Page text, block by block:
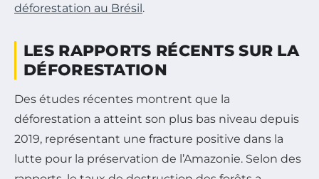
déforestation au Brésil.
LES RAPPORTS RÉCENTS SUR LA
DÉFORESTATION
Des études récentes montrent que la
déforestation a atteint son plus bas niveau depuis
2019, représentant une fracture positive dans la
lutte pour la préservation de l’Amazonie. Selon des